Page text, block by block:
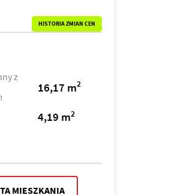
HISTORIA ZMIAN CEN
z
16,17 m2
4,19 m2
MIESZKANIA